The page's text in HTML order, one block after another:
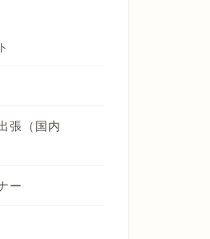
張（国内
ー